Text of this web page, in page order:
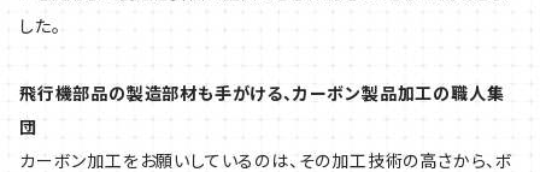
した。
飛行機部品の製造部材も手がける、カーボン製品加工の職人集
団
カーボン加工をお願いしているのは、その加工技術の高さから、ボ